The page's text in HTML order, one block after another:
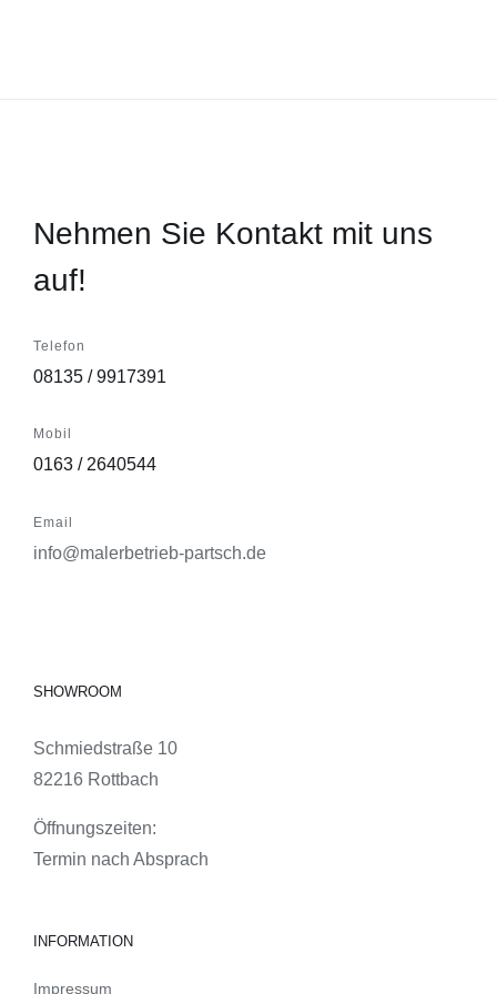
Nehmen Sie Kontakt mit uns
auf!
Telefon
08135 / 9917391
Mobil
0163 / 2640544
Email
info@malerbetrieb-partsch.de
SHOWROOM
Schmiedstraße 10
82216 Rottbach
Öffnungszeiten:
Termin nach Absprach
INFORMATION
Impressum